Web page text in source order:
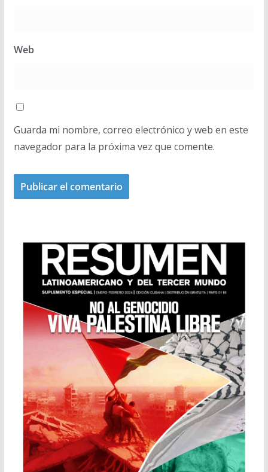
Web
Guarda mi nombre, correo electrónico y web en este
navegador para la próxima vez que comente.